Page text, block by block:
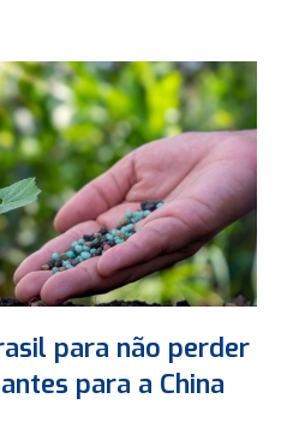
para não perder
para a China